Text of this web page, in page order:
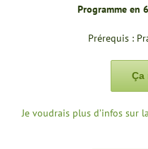
Programme en
Prérequis :
Ça
Je voudrais plus d’infos sur